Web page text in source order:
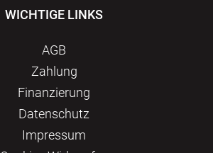
WICHTIGE LINKS
AGB
Zahlung
Finanzierung
Datenschutz
Impressum